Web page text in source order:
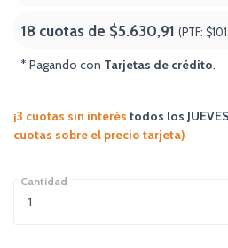
18 cuotas de $5.630,91 (PTF:
* Pagando con Tarjetas de crédito.
¡3 cuotas sin interés todos los JUEVES
cuotas sobre el precio tarjeta)
Cantidad